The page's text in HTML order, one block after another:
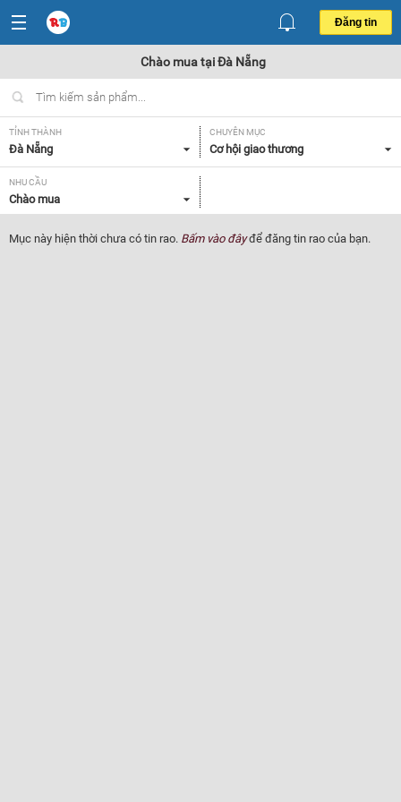
Đăng tin
Chào mua tại Đà Nẵng
TỈNH THÀNH
Đà Nẵng
CHUYÊN MỤC
Cơ hội giao thương
NHU CẦU
Chào mua
Mục này hiện thời chưa có tin rao. Bấm vào đâyđể đăng tin rao của bạn.